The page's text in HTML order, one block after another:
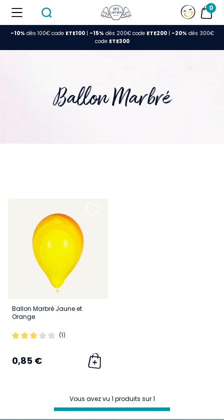
0
-10% dès 100€ code ETE100| -15% dès 200€ code ETE200| -20% dès 300€
code ETE300
Ballon Marbré
Ballon Marbré Jaune et
Orange
(1)
0,85 €
Vous avez vu 1 produits sur 1